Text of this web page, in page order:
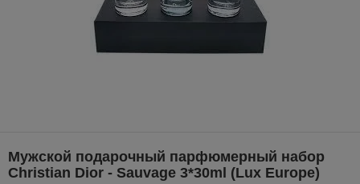
Мужской подарочный парфюмерный набор
Christian Dior - Sauvage 3*30ml (Lux Europe)